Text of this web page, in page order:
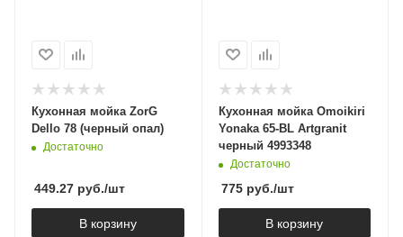
Кухонная мойка ZorG
Dello 78 (черный опал)
Достаточно
449.27 руб./шт
В корзину
Кухонная мойка Omoikiri
Yonaka 65-BL Artgranit
черный 4993348
Достаточно
775руб./шт
В корзину